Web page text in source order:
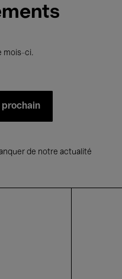
mois-ci.
prochain
de notre actualité